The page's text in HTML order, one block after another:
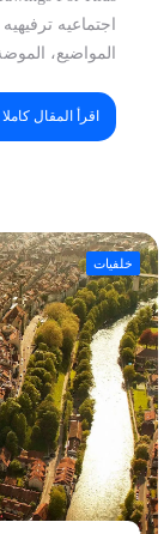
اجتماعيه
المواضيع،
اقرأ المقال
خلفيات